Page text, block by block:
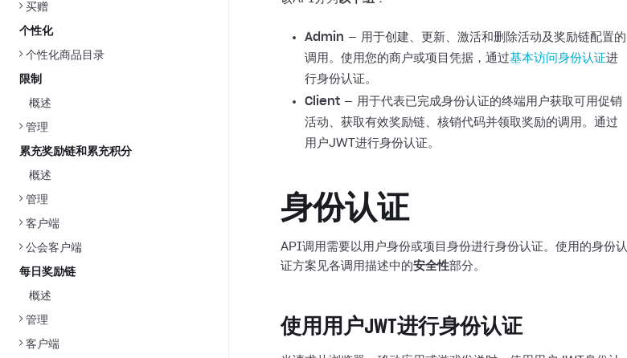
买赠
个性化
个性化商品目录
限制
概述
管理
累充奖励链和累充积分
概述
管理
客户端
公会客户端
每日奖励链
概述
管理
客户端
Admin — 用于创建、更新、激活和删除活动及奖励链配置的
调用。使用您的商户或项目凭据，通过基本访问身份认证进
行身份认证。
Client — 用于代表已完成身份认证的终端用户获取可用促销
活动、获取有效奖励链、核销代码并领取奖励的调用。通过
用户JWT进行身份认证。
身份认证
API调用需要以用户身份或项目身份进行身份认证。使用的身份认
证方案见各调用描述中的安全性部分。
使用用户JWT进行身份认证